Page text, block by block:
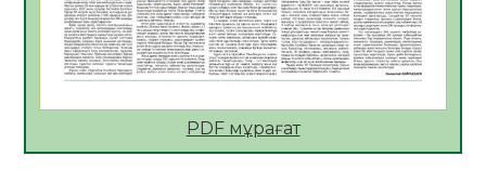
Үкіметте Президенттің отандық тауарды
қолдау жөніндегі тапсырмаларының
жүзеге асырылу барысы қаралуда
Жазғы лагерьде оқушылармен
профилактикалық кездесу өтті
PDF мұрағат